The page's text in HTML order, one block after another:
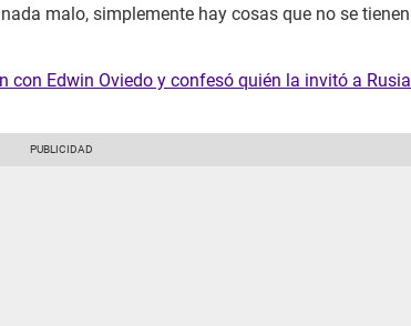
malo, simplemente hay cosas que no se tienen
con Edwin Oviedo y confesó quién la invitó a Rusia